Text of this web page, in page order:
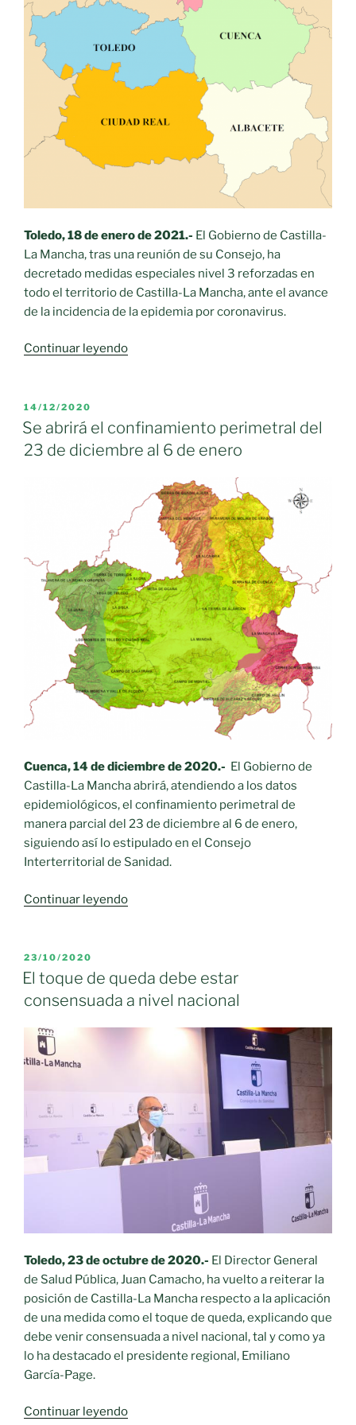
pero
mantendrá
probablemente
cierre
de
región»
Toledo, 18 de enero de 2021.- El Gobierno de Castilla-
La Mancha, tras una reunión de su Consejo, ha
decretado medidas especiales nivel 3 reforzadas en
todo el territorio de Castilla-La Mancha, ante el avance
de la incidencia de la epidemia por coronavirus.
Continuar leyendo«Decreto
3
reforzadas
Castilla-
Mancha»
PUBLICADO
EL
14/12/2020
Se abrirá el confinamiento perimetral del
23 de diciembre al 6 de enero
Cuenca, 14 de diciembre de 2020.- El Gobierno de
Castilla-La Mancha abrirá, atendiendo a los datos
epidemiológicos, el confinamiento perimetral de
manera parcial del 23 de diciembre al 6 de enero,
siguiendo así lo estipulado en el Consejo
Interterritorial de Sanidad.
Continuar leyendo«Se
perimetral
del
de
de
enero»
PUBLICADO
EL
23/10/2020
El toque de queda debe estar
consensuada a nivel nacional
Toledo, 23 de octubre de 2020.- El Director General
de Salud Pública, Juan Camacho, ha vuelto a reiterar la
posición de Castilla-La Mancha respecto a la aplicación
de una medida como el toque de queda, explicando que
debe venir consensuada a nivel nacional, tal y como ya
lo ha destacado el presidente regional, Emiliano
García-Page.
Continuar leyendo«El